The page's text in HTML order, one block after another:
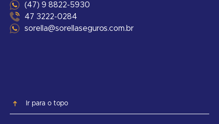
(47) 9 8822-5930
47 3222-0284
sorella@sorellaseguros.com.br
Ir para o topo